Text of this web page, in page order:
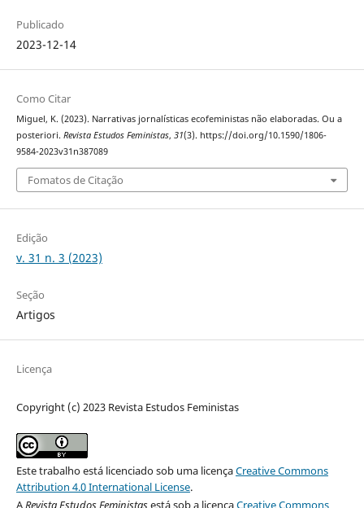
Publicado
2023-12-14
Como Citar
Miguel, K. (2023). Narrativas jornalísticas ecofeministas não elaboradas. Ou a
posteriori. Revista Estudos Feministas, 31(3). https://doi.org/10.1590/1806-
9584-2023v31n387089
Fomatos de Citação
Edição
v. 31 n. 3 (2023)
Seção
Artigos
Licença
Copyright (c) 2023 Revista Estudos Feministas
Este trabalho está licenciado sob uma licençaCreative Commons
Attribution 4.0 International License.
ARevista Estudos Feministasestá sob a licençaCreative Commons